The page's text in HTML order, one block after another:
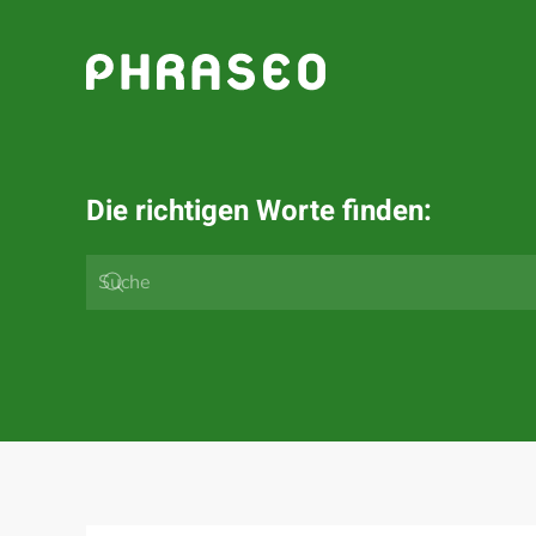
Zum Hauptinhalt springen
Die richtigen Worte finden: